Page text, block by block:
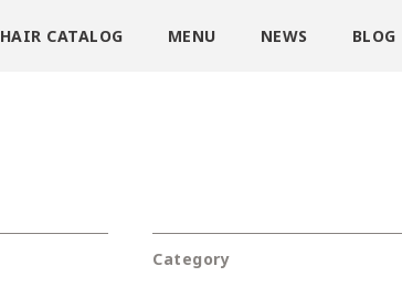
HAIR CATALOG MENU NEWS BLOG
Category